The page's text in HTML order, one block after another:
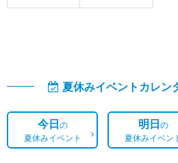
夏休みイベントカレン
今日の
夏休みイベント
明日の
夏休みイベン